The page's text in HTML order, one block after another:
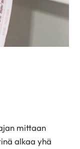
mittaan
alkaa yhä